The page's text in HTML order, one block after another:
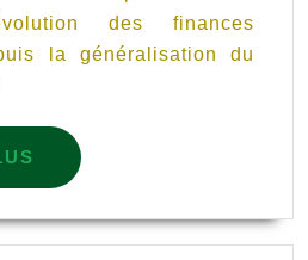
des finances
la généralisation du
EN
SAVOIR